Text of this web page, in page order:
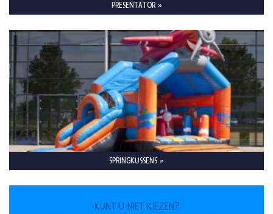
PRESENTATOR »
SPRINGKUSSENS »
KUNT U NIET KIEZEN?